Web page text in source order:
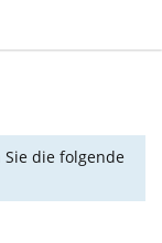
Sie die folgende